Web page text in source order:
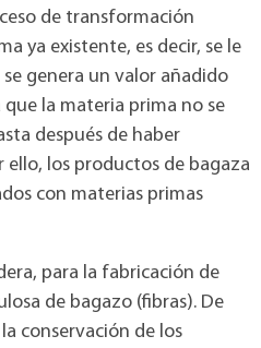
de transformación
ya existente, es decir, se le
genera un valor añadido
la materia prima no se
después de haber
los productos de bagaza
con materias primas
para la fabricación de
de bagazo (fibras). De
conservación de los